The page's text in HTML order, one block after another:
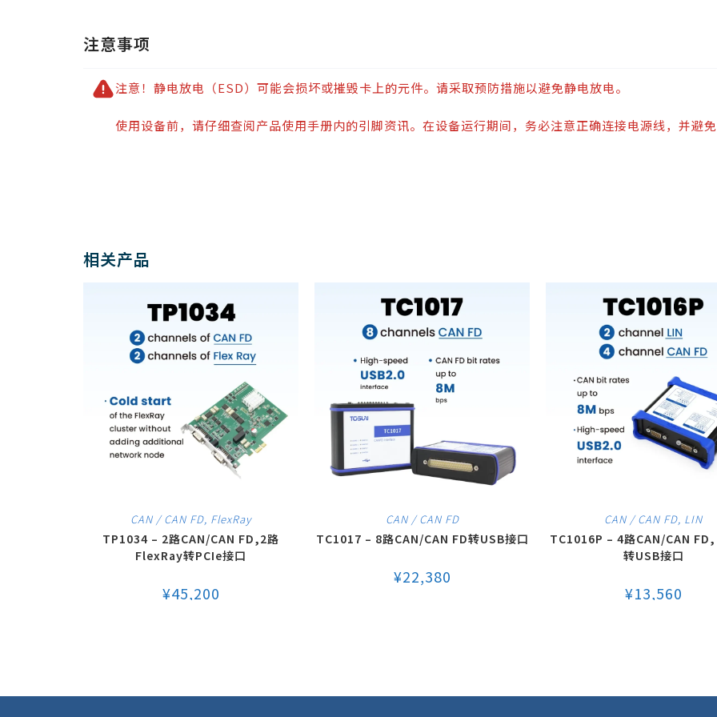
注意事项
注意！静电放电（ESD）可能会损坏或摧毁卡上的元件。请采取预防措施以避免静电放电。
使用设备前，请仔细查阅产品使用手册内的引脚资讯。在设备运行期间，务必注意正确连接电源线，并避
相关产品
CAN / CAN FD, FlexRay
TP1034 – 2路CAN/CAN FD,2路
FlexRay转PCIe接口
¥45,200
CAN / CAN FD
TC1017 – 8路CAN/CAN FD转USB接口
¥22,380
CAN / CAN FD, LIN
TC1016P – 4路CAN/CAN
转USB接口
¥13,560